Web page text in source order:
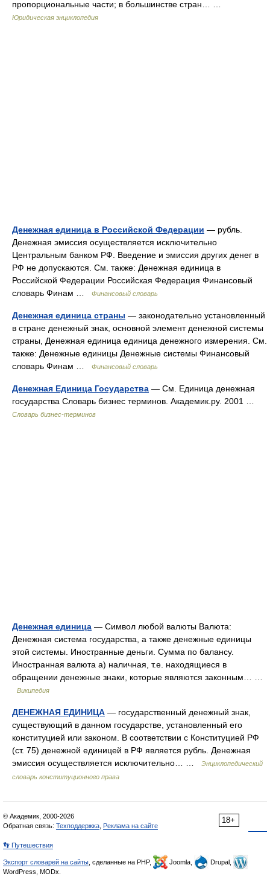
пропорциональные части; в большинстве стран… …
Юридическая энциклопедия
Денежная единица в Российской Федерации — рубль.
Денежная эмиссия осуществляется исключительно
Центральным банком РФ. Введение и эмиссия других денег в
РФ не допускаются. См. также: Денежная единица в
Российской Федерации Российская Федерация Финансовый
словарь Финам …
Финансовый словарь
Денежная единица страны — законодательно установленный
в стране денежный знак, основной элемент денежной системы
страны, Денежная единица единица денежного измерения. См.
также: Денежные единицы Денежные системы Финансовый
словарь Финам …
Финансовый словарь
Денежная Единица Государства — См. Единица денежная
государства Словарь бизнес терминов. Академик.ру. 2001 …
Словарь бизнес-терминов
Денежная единица — Символ любой валюты Валюта:
Денежная система государства, а также денежные единицы
этой системы. Иностранные деньги. Сумма по балансу.
Иностранная валюта а) наличная, т.е. находящиеся в
обращении денежные знаки, которые являются законным… …
Википедия
ДЕНЕЖНАЯ ЕДИНИЦА — государственный денежный знак,
существующий в данном государстве, установленный его
конституцией или законом. В соответствии с Конституцией РФ
(ст. 75) денежной единицей в РФ является рубль. Денежная
эмиссия осуществляется исключительно… …
Энциклопедический
словарь конституционного права
18+
© Академик, 2000-2026
Обратная связь: Техподдержка Реклама на сайте
👣 Путешествия
Экспорт словарей на сайты , сделанные на PHP, Joomla,
Drupal,
WordPress, MODx.